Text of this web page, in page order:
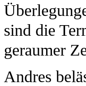
sind die
geraumer
Andres